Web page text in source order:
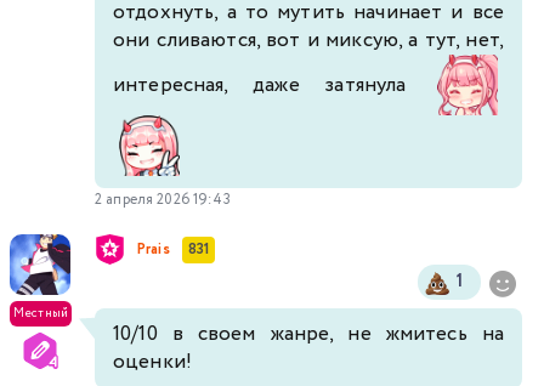
отдохнуть, а то мутить начинает и все
они сливаются, вот и миксую, а тут, нет,
интересная, даже затянула
2 апреля 2026 19:43
Местный
Prais 831
1
10/10 в своем жанре, не жмитесь на
оценки!